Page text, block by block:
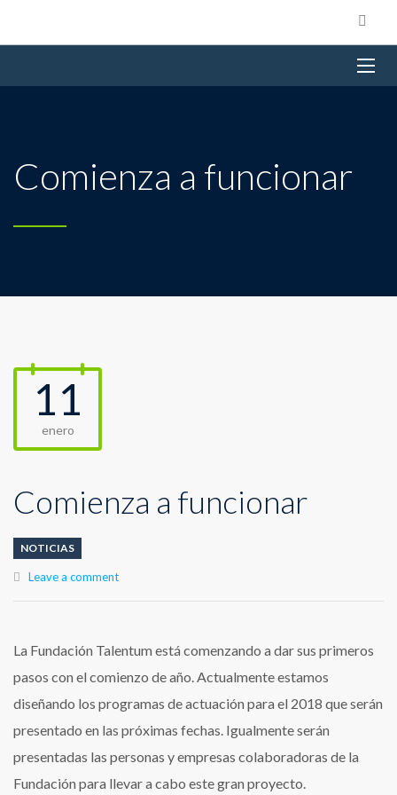
Comienza a funcionar
11
enero
Comienza a funcionar
NOTICIAS
Leave a comment
La Fundación Talentum está comenzando a dar sus primeros
pasos con el comienzo de año.Actualmente estamos
diseñando los programas de actuación para el 2018 que serán
presentado en las próximas fechas. Igualmente serán
presentadas las personas y empresas colaboradoras de la
Fundación para llevar a cabo este gran proyecto.